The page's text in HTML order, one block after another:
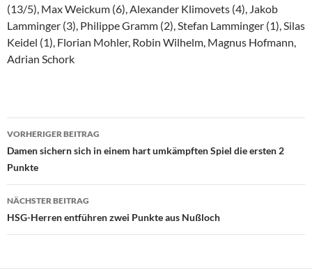
(13/5), Max Weickum (6), Alexander Klimovets (4), Jakob
Lamminger (3), Philippe Gramm (2), Stefan Lamminger (1), Silas
Keidel (1), Florian Mohler, Robin Wilhelm, Magnus Hofmann,
Adrian Schork
Beitragsnavigation
VORHERIGER BEITRAG
Damen sichern sich in einem hart umkämpften Spiel die ersten 2
Punkte
NÄCHSTER BEITRAG
HSG-Herren entführen zwei Punkte aus Nußloch